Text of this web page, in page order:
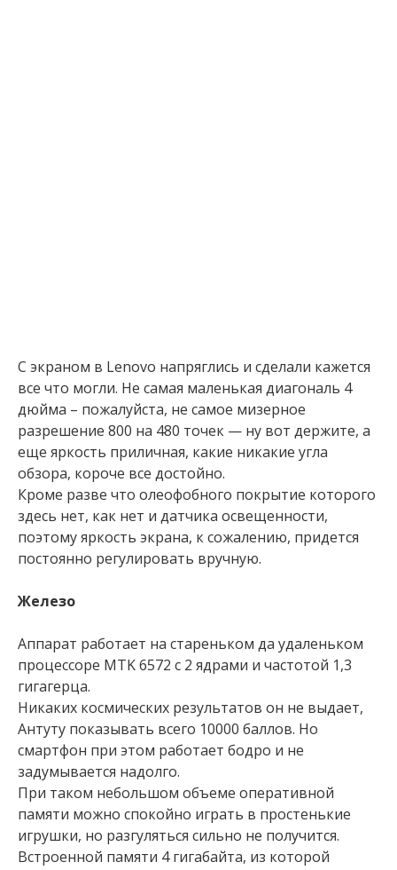
С экраном в Lenovo напряглись и сделали кажется
все что могли. Не самая маленькая диагональ 4
дюйма – пожалуйста, не самое мизерное
разрешение 800 на 480 точек — ну вот держите, а
еще яркость приличная, какие никакие угла
обзора, короче все достойно.
Кроме разве что олеофобного покрытие которого
здесь нет, как нет и датчика освещенности,
поэтому яркость экрана, к сожалению, придется
постоянно регулировать вручную.
Железо
Аппарат работает на стареньком да удаленьком
процессоре MTK 6572 с 2 ядрами и частотой 1,3
гигагерца.
Никаких космических результатов он не выдает,
Антуту показывать всего 10000 баллов. Но
смартфон при этом работает бодро и не
задумывается надолго.
При таком небольшом объеме оперативной
памяти можно спокойно играть в простенькие
игрушки, но разгуляться сильно не получится.
Встроенной памяти 4 гигабайта, из которой